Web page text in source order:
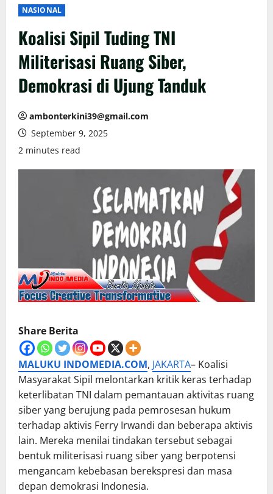
NASIONAL
Koalisi Sipil Tuding TNI
Militerisasi Ruang Siber,
Demokrasi di Ujung Tanduk
ambonterkini39@gmail.com
September 9, 2025
2 minutes read
Share Berita
MALUKU INDOMEDIA.COM, JAKARTA– Koalisi
Masyarakat Sipil melontarkan kritik keras terhadap
keterlibatan TNI dalam pemantauan aktivitas ruang
siber yang berujung pada pemrosesan hukum
terhadap aktivis Ferry Irwandi dan beberapa aktivis
lain. Mereka menilai tindakan tersebut sebagai
bentuk militerisasi ruang siber yang berpotensi
mengancam kebebasan berekspresi dan masa
depan demokrasi Indonesia.